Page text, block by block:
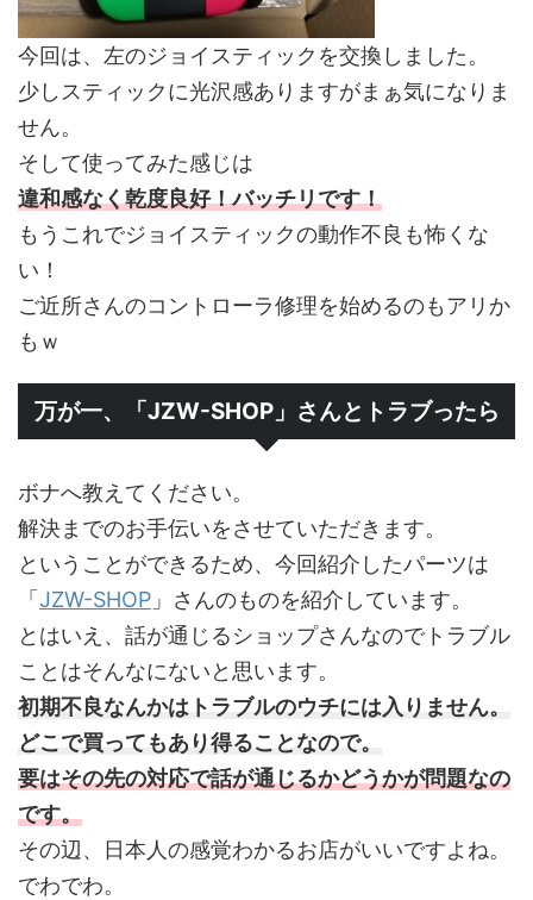
今回は、左のジョイスティックを交換しました。
少しスティックに光沢感ありますがまぁ気になりま
せん。
そして使ってみた感じは
違和感なく乾度良好！バッチリです！
もうこれでジョイスティックの動作不良も怖くな
い！
ご近所さんのコントローラ修理を始めるのもアリか
もｗ
万が一、「JZW-SHOP」さんとトラブったら
ボナへ教えてください。
解決までのお手伝いをさせていただきます。
ということができるため、今回紹介したパーツは
「 JZW-SHOP 」さんのものを紹介しています。
とはいえ、話が通じるショップさんなのでトラブル
ことはそんなにないと思います。
初期不良なんかはトラブルのウチには入りません。
どこで買ってもあり得ることなので。
要はその先の対応で話が通じるかどうかが問題なの
です。
その辺、日本人の感覚わかるお店がいいですよね。
でわでわ。